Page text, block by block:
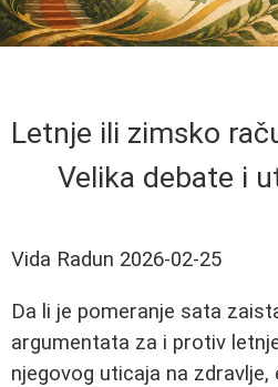
Letnje ili zimsko
Velika debate i
Vida Radun 2026-02-25
Da li je pomeranje sata
argumentata za i protiv
njegovog uticaja na zdravlje,